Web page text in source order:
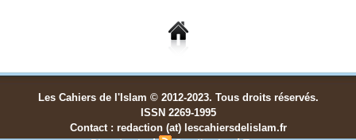
Les Cahiers de l'Islam © 2012-2023. Tous droits réservés.
ISSN 2269-1995
Contact : redaction (at) lescahiersdelislam.fr